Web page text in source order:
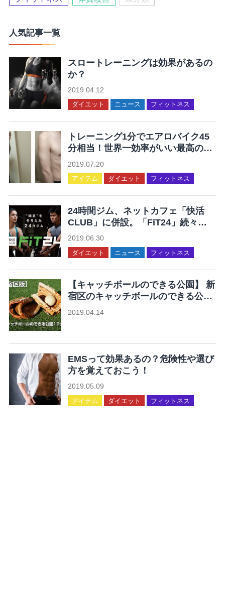
人気記事一覧
スロートレーニングは効果があるの
か？
2019.04.12
ダイエット ニュース フィットネス
トレーニング1分でエアロバイク45
分相当！世界一効率がいい最高の運
動を集めてみた
2019.07.20
アイテム ダイエット フィットネス
24時間ジム、ネットカフェ「快活
CLUB」に併設。「FiT24」続々オ
ープン。
2019.06.30
ダイエット ニュース フィットネス
【キャッチボールのできる公園】 新
宿区のキャッチボールのできる公園
12ヶ所まとめ
2019.04.14
EMSって効果あるの？危険性や選び
方を覚えておこう！
2019.05.09
アイテム ダイエット フィットネス